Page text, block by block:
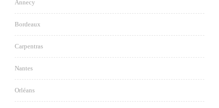
Annecy
Bordeaux
Carpentras
Nantes
Orléans